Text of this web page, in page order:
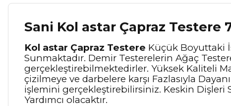
Sani Kol astar Çapraz Testere
Kol astar Çapraz Testere Küçük Boyuttaki
Sunmaktadır. Demir Testerelerin Ağaç
gerçekleştirebilmektedirler. Yüksek Kaliteli
çizilmeye ve darbelere karşı Fazlasıyla
işlemini gerçekleştirebilirsiniz. Keskin Dişleri
Yardımcı olacaktır.